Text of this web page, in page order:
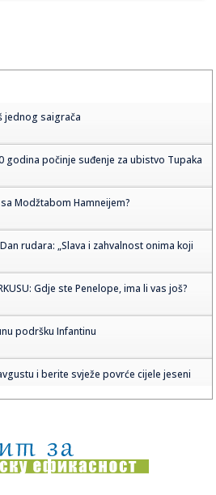
jednog saigrača
godina počinje suđenje za ubistvo Tupaka
Modžtabom Hamneijem?
rudara: „Slava i zahvalnost onima koji
Gdje ste Penelope, ima li vas još?
podršku Infantinu
i berite svježe povrće cijele jeseni
tamane kukuruz pored Save,